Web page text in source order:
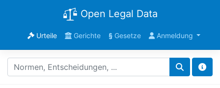
Open Legal Data
Urteile Gerichte §Gesetze Anmeldung